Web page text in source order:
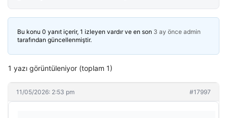
Bu konu 0 yanıt içerir, 1 izleyen vardır ve en son 3 ay önce admin
tarafından güncellenmiştir.
1 yazı görüntüleniyor (toplam 1)
11/05/2026: 2:53 pm #17997